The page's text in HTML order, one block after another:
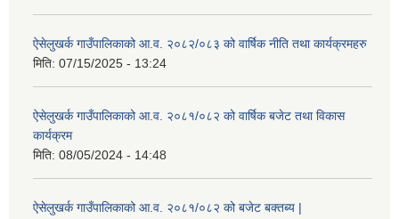
ऐसेलुखर्क गाउँपालिकाको आ.व. २०८२/०८३ को वार्षिक नीति तथा कार्यक्रमहरु
मिति: 07/15/2025 - 13:24
ऐसेलुखर्क गाउँपालिकाको आ.व. २०८१/०८२ को वार्षिक बजेट तथा विकास
कार्यक्रम
मिति: 08/05/2024 - 14:48
ऐसेलुखर्क गाउँपालिकाको आ.व. २०८१/०८२ को बजेट बक्तब्य |